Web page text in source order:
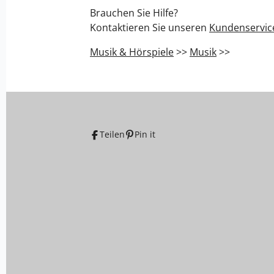
Brauchen Sie Hilfe?
Kontaktieren Sie unseren
Musik & Hörspiele>> Musik>>
Teilen Pin it